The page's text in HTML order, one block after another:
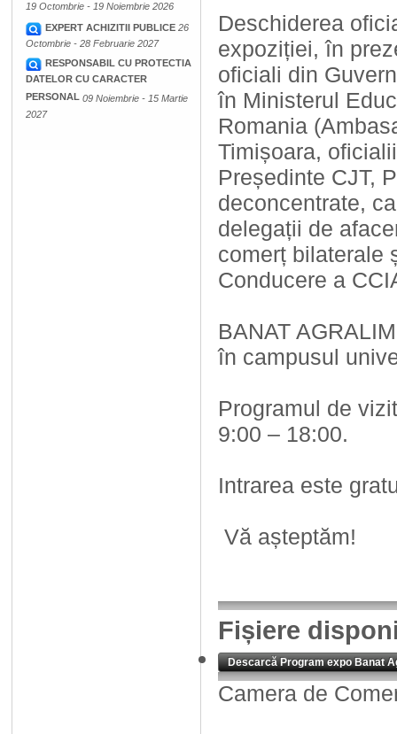
19 Octombrie - 19 Noiembrie 2026
EXPERT ACHIZITII PUBLICE 26
Octombrie - 28 Februarie 2027
RESPONSABIL CU PROTECTIA
DATELOR CU CARACTER
PERSONAL 09 Noiembrie - 15 Martie
2027
Deschiderea
expoziției, în
oficiali din
în Ministerul
Romania
Timișoara,
Președinte CJT,
deconcentrate,
delegații de
comerț bilaterale
Conducere a
BANAT
în campusul
Programul de
9:00 – 18:00.
Intrarea este
Vă așteptăm!
Fișiere
Descarcă Program expo Banat
Camera de